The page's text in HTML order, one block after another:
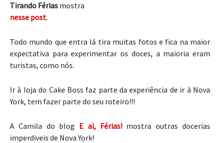
Tirando Férias mostra
nesse post.
Todo mundo que entra lá tira muitas fotos e fica na maior
expectativa para experimentar os doces, a maioria eram
turistas, como nós.
Ir à loja do Cake Boss faz parte da experiência de ir à Nova
York, tem fazer parte do seu roteiro!!!
A Camila do blog E ai, Férias!mostra outras docerias
imperdiveis de Nova York!